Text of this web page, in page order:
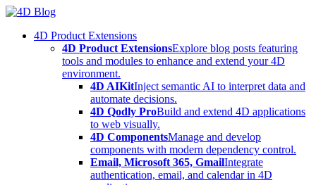
Skip
content4D Product Extensions
4D Product ExtensionsExplore blog posts featuring
tools and modules to enhance and extend your 4D
environment.
4D AIKitInject semantic AI to interpret data and
automate decisions.
4D Qodly ProBuild and extend 4D applications
to web visually.
4D ComponentsManage and develop
components with modern dependency control.
Email, Microsoft 365, GmailIntegrate
authentication, email, and calendar in 4D